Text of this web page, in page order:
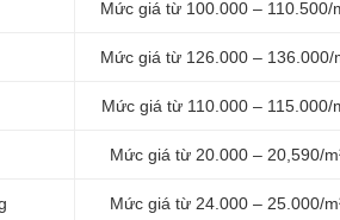
Mức giá từ 100.000 – 110.500/
Mức giá từ 126.000 – 136.000/
Mức giá từ 110.000 – 115.000/
Mức giá từ 20.000 – 20,590/
Mức giá từ 24.000 – 25.000/